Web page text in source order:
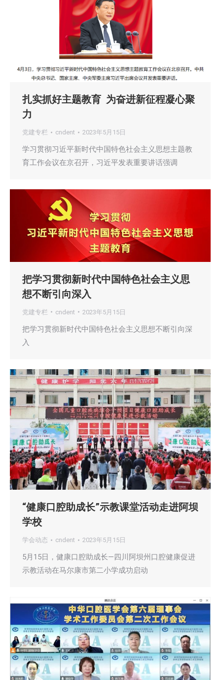
扎实抓好主题教育 为奋进新征程凝心聚
力
党建专栏 cndent 2023年5月15日
学习贯彻习近平新时代中国特色社会主义思想主题教
育工作会议在京召开，习近平发表重要讲话强调
把学习贯彻新时代中国特色社会主义思
想不断引向深入
党建专栏 cndent 2023年5月15日
把学习贯彻新时代中国特色社会主义思想不断引向深
入
“健康口腔助成长”示教课堂活动走进阿坝
学校
学会动态 cndent 2023年5月15日
5月15日，健康口腔助成长—四川阿坝州口腔健康促进
示教活动在马尔康市第二小学成功启动